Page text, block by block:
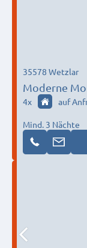
Moderne
Personen in
35578 Wetzlar
4x auf
Mind. 3 Nächte